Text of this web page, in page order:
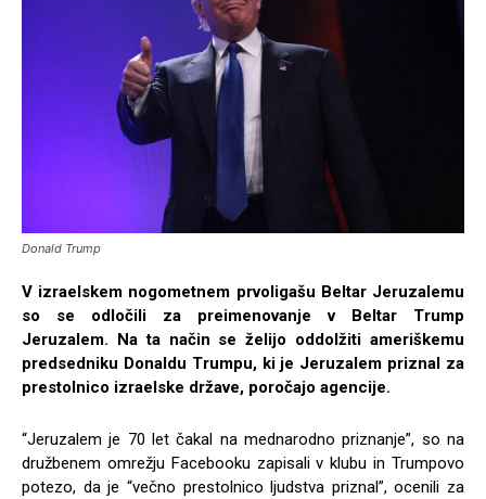
Donald Trump
V izraelskem nogometnem prvoligašu Beltar Jeruzalemu
so se odločili za preimenovanje v Beltar Trump
Jeruzalem. Na ta način se želijo oddolžiti ameriškemu
predsedniku Donaldu Trumpu, ki je Jeruzalem priznal za
prestolnico izraelske države, poročajo agencije.
“Jeruzalem je 70 let čakal na mednarodno priznanje”, so na
družbenem omrežju Facebooku zapisali v klubu in Trumpovo
potezo, da je “večno prestolnico ljudstva priznal”, ocenili za